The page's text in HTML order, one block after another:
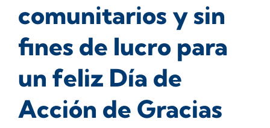
comunitarios y sin
fines de lucro para
un feliz Día de
Acción de Gracias